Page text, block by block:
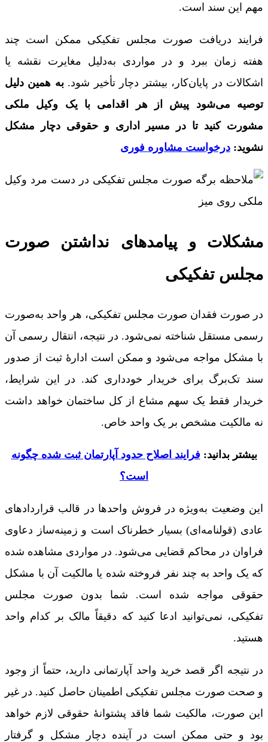
مهم این سند است.
فرایند دریافت صورت مجلس تفکیکی ممکن است چند
هفته زمان ببرد و در مواردی به‌دلیل مغایرت نقشه یا
اشکالات در پایان‌کار، بیشتر دچار تأخیر شود.به همین دلیل
توصیه می‌شود پیش از هر اقدامی با یک وکیل ملکی
مشورت کنید تا در مسیر اداری و حقوقی دچار مشکل
نشوید: درخواست مشاوره فوری
مشکلات و پیامدهای نداشتن صورت
مجلس تفکیکی
در صورت فقدان صورت مجلس تفکیکی، هر واحد به‌صورت
رسمی مستقل شناخته نمی‌شود. در نتیجه، انتقال رسمی آن
با مشکل مواجه می‌شود و ممکن است ادارۀ ثبت از صدور
سند تک‌برگ برای خریدار خودداری کند. در این شرایط،
خریدار فقط یک سهم مشاع از کل ساختمان خواهد داشت
نه مالکیت مشخص بر یک واحد خاص.
بیشتر بدانید: فرایند اصلاح حدود آپارتمان ثبت شده چگونه
است؟
این وضعیت به‌ویژه در فروش واحدها در قالب قراردادهای
عادی (قولنامه‌ای) بسیار خطرناک است و زمینه‌ساز دعاوی
فراوان در محاکم قضایی می‌شود. در مواردی مشاهده شده
که یک واحد به چند نفر فروخته شده یا مالکیت آن با مشکل
حقوقی مواجه شده است. شما بدون صورت مجلس
تفکیکی، نمی‌توانید ادعا کنید که دقیقاً مالک بر کدام واحد
هستید.
در نتیجه اگر قصد خرید واحد آپارتمانی دارید، حتماً از وجود
و صحت صورت مجلس تفکیکی اطمینان حاصل کنید. در غیر
این صورت، مالکیت شما فاقد پشتوانۀ حقوقی لازم خواهد
بود و حتی ممکن است در آینده دچار مشکل و گرفتار